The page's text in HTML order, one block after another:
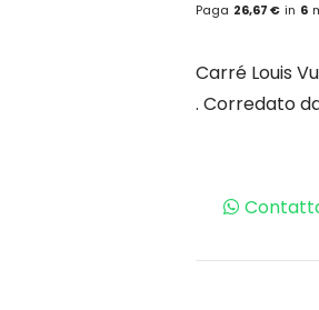
Paga 26,67 € in 6
Carré Louis
. Corredato